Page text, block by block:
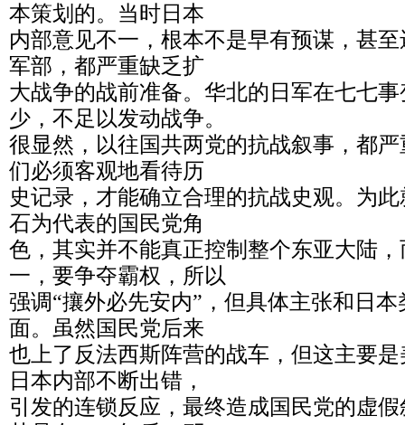
本策划的。当时日本
内部意见不一，根本不是早有预谋，甚
军部，都严重缺乏扩
大战争的战前准备。华北的日军在七七
少，不足以发动战争。
很显然，以往国共两党的抗战叙事，都
们必须客观地看待历
史记录，才能确立合理的抗战史观。为
石为代表的国民党角
色，其实并不能真正控制整个东亚大陆
一，要争夺霸权，所以
强调“攘外必先安内”，但具体主张和日
面。虽然国民党后来
也上了反法西斯阵营的战车，但这主要
日本内部不断出错，
引发的连锁反应，最终造成国民党的虚